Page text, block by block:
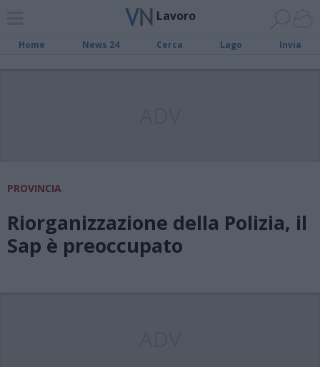
Lavoro
Home News 24 Cerca Lago Invia
PROVINCIA
Riorganizzazione della Polizia, il
Sap è preoccupato